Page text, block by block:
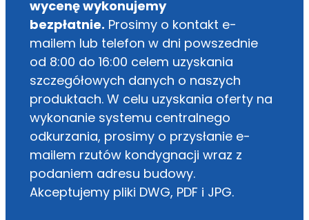
wycenę wykonujemy
bezpłatnie. Prosimy o kontakt e-
mailem lub telefon w dni powszednie
od 8:00 do 16:00 celem uzyskania
szczegółowych danych o naszych
produktach. W celu uzyskania oferty na
wykonanie systemu centralnego
odkurzania, prosimy o przysłanie e-
mailem rzutów kondygnacji wraz z
podaniem adresu budowy.
Akceptujemy pliki DWG, PDF i JPG.